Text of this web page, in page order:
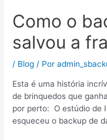
Como o
salvou a
/ Blog / Por
Esta é uma história
de brinquedos que
por perto: O estúdio de
esqueceu o backup de